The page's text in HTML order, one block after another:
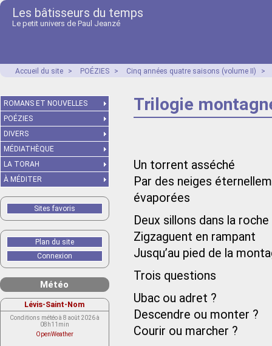
Les bâtisseurs du temps
Le petit univers de Paul Jeanzé
Accueil du site > POÉZIES > Cinq années quatre saisons (volume II) >
Trilogie
Un torrent asséché
Par des neiges
évaporées
Deux sillons dans la roche
Zigzaguent en rampant
Jusqu’au pied de la
Trois questions
Ubac ou adret ?
Descendre ou monter ?
Courir ou marcher ?
ROMANS ET NOUVELLES
POÉZIES
DIVERS
MÉDIATHÈQUE
LA TORAH
À MÉDITER
Sites favoris
Plan du site
Connexion
Météo
Lévis-Saint-Nom
Conditions météo à 8 août 2026 à
08h11min
OpenWeather